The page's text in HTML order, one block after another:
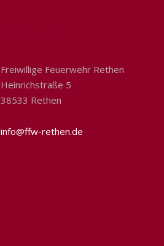
Freiwillige Feuerwehr Rethen
Heinrichstraße 5
38533 Rethen
info@ffw-rethen.de